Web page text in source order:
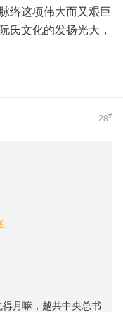
络这项伟大而又艰巨
氏文化的发扬光大，
28#
月嘛，越共中央总书